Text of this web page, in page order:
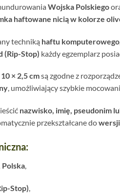
Wojska Polskiego
haftowane nicią w kolorze
techniką haftu komputerowego
(Rip-Stop) każdy egzemplarz
× 2,5 cmsą zgodne z
, umożliwiający szybkie
nazwisko, imię, pseudonim
przekształcane do
,
Stop)